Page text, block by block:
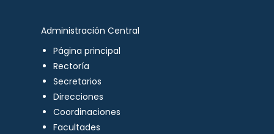
Administración Central
Página principal
Rectoría
Secretarios
Direcciones
Coordinaciones
Facultades